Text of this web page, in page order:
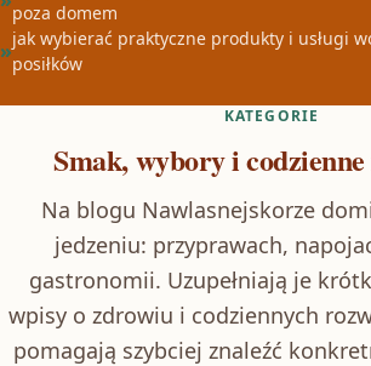
poza domem
jak wybierać praktyczne produkty i usługi
posiłków
KATEGORIE
Smak, wybory i
Na blogu Nawlasnejskorze
jedzeniu: przyprawach,
gastronomii. Uzupełniają je
wpisy o zdrowiu i codziennych
pomagają szybciej znaleźć